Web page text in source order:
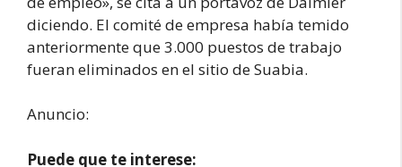
diciendo. El comité de empresa había temido
anteriormente que 3.000 puestos de trabajo
fueran eliminados en el sitio de Suabia.
Anuncio:
Puede que te interese: